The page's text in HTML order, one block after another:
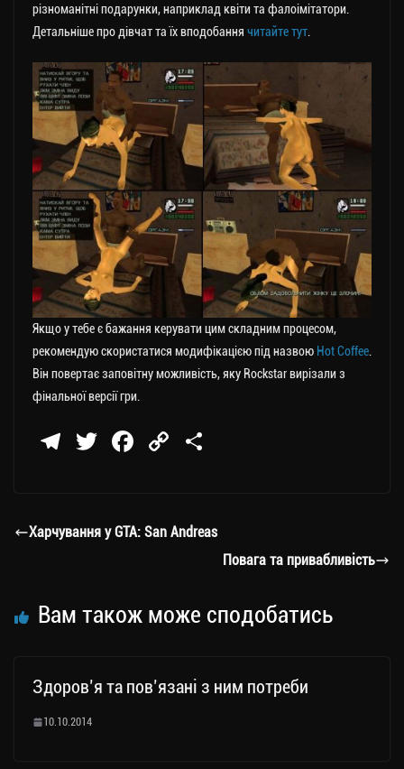
різноманітні подарунки, наприклад квіти та фалоімітатори.
Детальніше про дівчат та їх вподобання читайте тут
Якщо у тебе є бажання керувати цим складним процесом,
рекомендую скористатися модифікацією під назвою Hot Coffee
Він повертає заповітну можливість, яку Rockstar вирізали з
фінальної версії гри.
Te
a
T
er
Fa
ok
C
Li ли
ти
Харчування у GTA: San Andreas
Повага та привабливість
Вам також може сподобатись
Здоров’я та пов’язані з ним потреби
10.10.2014